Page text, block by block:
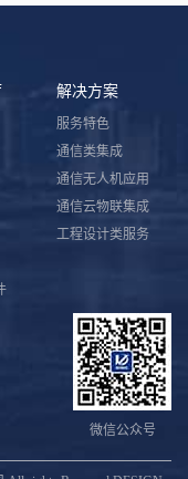
解决方案
服务特色
通信类集成
通信无人机应用
通信云物联集成
工程设计类服务
微信公众号